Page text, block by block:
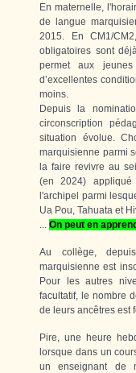
En maternelle,
de langue
2015. En CM1/
obligatoires sont
permet aux
d’excellentes
moins.
Depuis la
circonscription
situation évolue.
marquisienne parmi
la faire revivre au
(en 2024)
l'archipel parmi
Ua Pou, Tahuata et
... On peut en
Au collège,
marquisienne est
Pour les autres
facultatif, le nombre
de leurs ancêtres est
Pire, une heure
lorsque dans un
un enseignant de